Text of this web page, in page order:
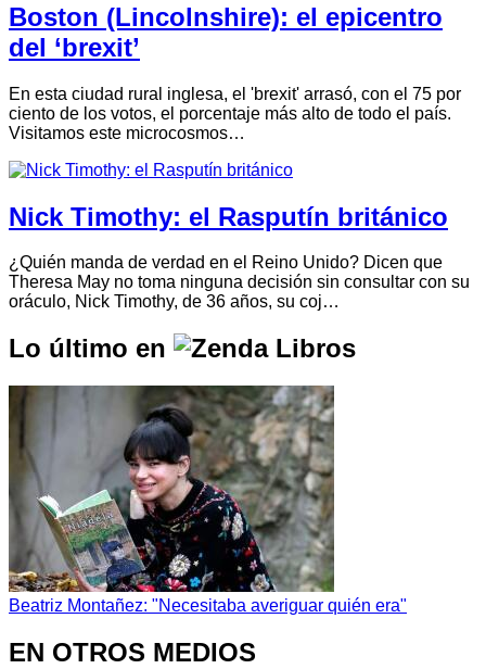
Boston (Lincolnshire): el epicentro
del ‘brexit’
En esta ciudad rural inglesa, el 'brexit' arrasó, con el 75 por
ciento de los votos, el porcentaje más alto de todo el país.
Visitamos este microcosmos…
Nick Timothy: el Rasputín británico
¿Quién manda de verdad en el Reino Unido? Dicen que
Theresa May no toma ninguna decisión sin consultar con su
oráculo, Nick Timothy, de 36 años, su coj…
Lo último en
Beatriz Montañez: "Necesitaba averiguar quién era"
EN OTROS MEDIOS